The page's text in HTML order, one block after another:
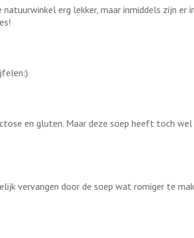
erg lekker, maar inmiddels zijn er
en gluten. Maar deze soep heeft toch
vervangen door de soep wat romiger te